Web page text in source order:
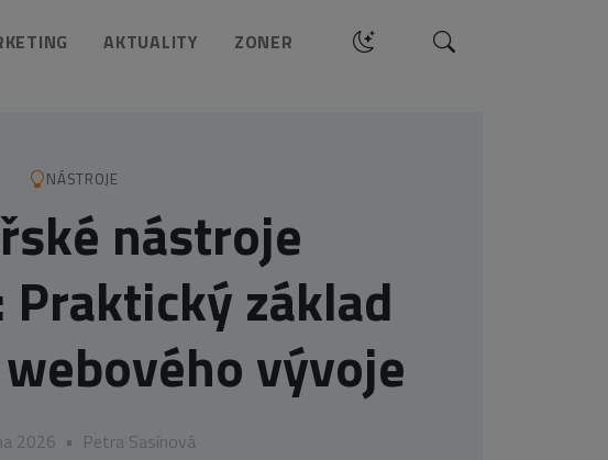
AKTUALITY ZONER Hledat
NÁSTROJE
nástroje
Praktický základ
vývoje
2026 • Petra Sasínová